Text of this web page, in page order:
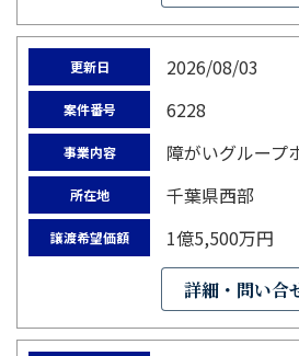
更新日 2026/08/03
案件番号 6228
事業内容 障がいグループ
所在地 千葉県西部
譲渡希望価額 1億5,500万円
詳細・問い合